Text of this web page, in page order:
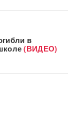
в
(ВИДЕО)